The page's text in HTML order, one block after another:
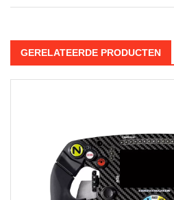
GERELATEERDE PRODUCTEN